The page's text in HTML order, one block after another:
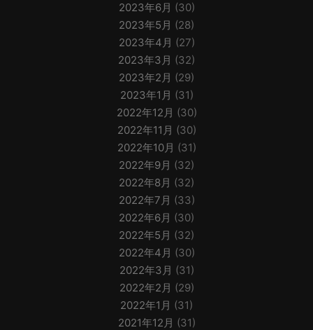
2023年6月 (30)
2023年5月 (28)
2023年4月 (27)
2023年3月 (32)
2023年2月 (29)
2023年1月 (31)
2022年12月 (30)
2022年11月 (30)
2022年10月 (31)
2022年9月 (32)
2022年8月 (32)
2022年7月 (33)
2022年6月 (30)
2022年5月 (32)
2022年4月 (30)
2022年3月 (31)
2022年2月 (29)
2022年1月 (31)
2021年12月 (31)